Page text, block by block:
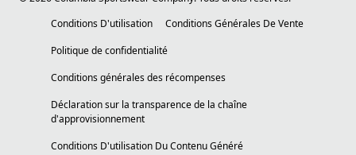
Conditions D'utilisation
Conditions Générales De Vente
Politique de confidentialité
Conditions générales des récompenses
Déclaration sur la transparence de la chaîne
d'approvisionnement
Conditions D'utilisation Du Contenu Généré